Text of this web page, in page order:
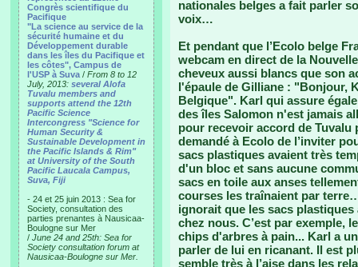
Congrès scientifique du
Pacifique
"La science au service de la
sécurité humaine et du
Développement durable
dans les îles du Pacifique et
les côtes", Campus de
l'USP à Suva / From 8 to 12
July, 2013: several Alofa
Tuvalu members and
supports attend the 12th
Pacific Science
Intercongress "Science for
Human Security &
Sustainable Development in
the Pacific Islands & Rim"
at University of the South
Pacific Laucala Campus,
Suva, Fiji
- 24 et 25 juin 2013 : Sea for
Society, consultation des
parties prenantes à Nausicaa-
Boulogne sur Mer
/ June 24 and 25th: Sea for
Society consultation forum at
Nausicaa-Boulogne sur Mer.
nationales belges a fait parler
voix…
Et pendant que l’Ecolo belge
webcam en direct de la
cheveux aussi blancs que son
l'épaule de Gilliane : "Bonjour,
Belgique". Karl qui assure
des îles Salomon n'est jamais
pour recevoir accord de
demandé à Ecolo de l’inviter
sacs plastiques avaient très
d'un bloc et sans aucune
sacs en toile aux anses
courses les traînaient par
ignorait que les sacs
chez nous. C’est par exemple,
chips d'arbres à pain... Karl a
parler de lui en ricanant. Il est
semble très à l’aise dans les